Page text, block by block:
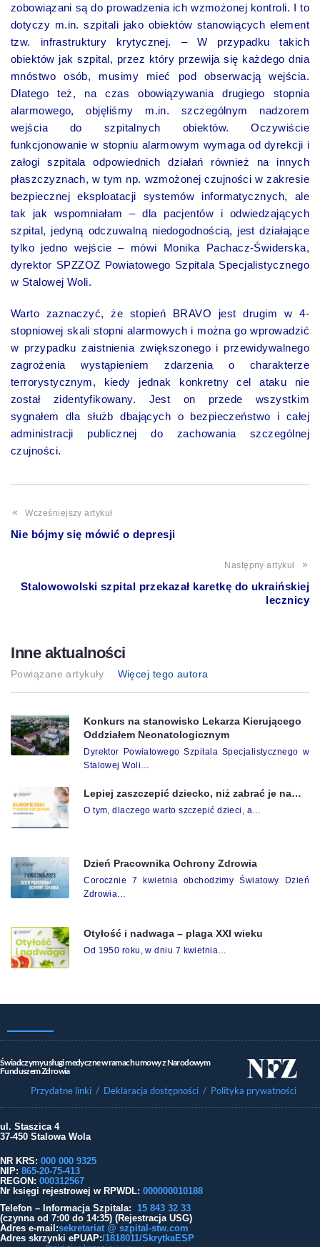
zobowiązani są do prowadzenia ich wzmożonej kontroli. I to
dotyczy m.in. szpitali jako obiektów stanowiących element
tzw. infrastruktury krytycznej. – W przypadku takich
obiektów jak szpital, przez który przewija się każdego dnia
mnóstwo osób, musimy mieć pod obserwacją wejścia.
Dlatego też, na czas obowiązywania drugiego stopnia
alarmowego, objęliśmy m.in. szczególnym nadzorem
wejścia do szpitalnych obiektów. Oczywiście
funkcjonowanie w stopniu alarmowym wymaga od dyrekcji i
załogi szpitala odpowiednich działań również na innych
płaszczyznach, w tym np. wzmożonej czujności w zakresie
bezpiecznej eksploatacji systemów informatycznych, ale
tak jak wspomniałam – dla pacjentów i odwiedzających
szpital, jedyną odczuwalną niedogodnością, jest działające
tylko jedno wejście – mówi Monika Pachacz-Świderska,
dyrektor SPZZOZ Powiatowego Szpitala Specjalistycznego
w Stalowej Woli.
Warto zaznaczyć, że stopień BRAVO jest drugim w 4-
stopniowej skali stopni alarmowych i można go wprowadzić
w przypadku zaistnienia zwiększonego i przewidywalnego
zagrożenia wystąpieniem zdarzenia o charakterze
terrorystycznym, kiedy jednak konkretny cel ataku nie
został zidentyfikowany. Jest on przede wszystkim
sygnałem dla służb dbających o bezpieczeństwo i całej
administracji publicznej do zachowania szczególnej
czujności.
Wcześniejszy artykuł
Nie bójmy się mówić o depresji
Następny artykuł
Stalowowolski szpital przekazał karetkę do ukraińskiej
lecznicy
Inne aktualności
Powiązane artykuły Więcej tego autora
Konkurs na stanowisko Lekarza Kierującego
Oddziałem Neonatologicznym
Dyrektor Powiatowego Szpitala Specjalistycznego w
Stalowej Woli…
Lepiej zaszczepić dziecko, niż zabrać je na…
O tym, dlaczego warto szczepić dzieci, a…
Dzień Pracownika Ochrony Zdrowia
Corocznie 7 kwietnia obchodzimy Światowy Dzień
Zdrowia…
Otyłość i nadwaga – plaga XXI wieku
Od 1950 roku, w dniu 7 kwietnia…
Świadczymy usługi medyczne w ramach umowy z Narodowym
Funduszem Zdrowia
Przydatne linki / Deklaracja dostępności / Polityka prywatności
ul. Staszica 4
37-450 Stalowa Wola
NR KRS: 000 000 9325
NIP: 865-20-75-413
REGON: 000312567
Nr księgi rejestrowej w RPWDL: 000000010188
Telefon – Informacja Szpitala: 15 843 32 33
(czynna od 7:00 do 14:35) (Rejestracja USG)
Adres e-mail:sekretariat @ szpital-stw.com
Adres skrzynki ePUAP:/1818011/SkrytkaESP